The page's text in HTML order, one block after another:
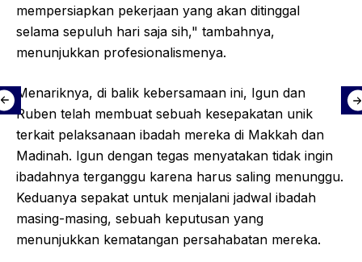
mempersiapkan pekerjaan yang akan ditinggal
selama sepuluh hari saja sih," tambahnya,
menunjukkan profesionalismenya.
Menariknya, di balik kebersamaan ini, Igun dan
Ruben telah membuat sebuah kesepakatan unik
terkait pelaksanaan ibadah mereka di Makkah dan
Madinah. Igun dengan tegas menyatakan tidak ingin
ibadahnya terganggu karena harus saling menunggu.
Keduanya sepakat untuk menjalani jadwal ibadah
masing-masing, sebuah keputusan yang
menunjukkan kematangan persahabatan mereka.